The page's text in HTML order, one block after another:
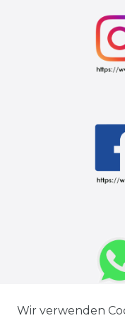
Wir verwenden